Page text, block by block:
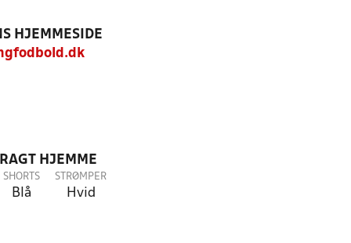
HJEMMESIDE
HJEMME
SHORTS
Blå
STRØMPER
Hvid